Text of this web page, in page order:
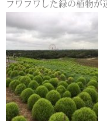
フワフワした緑の植物が